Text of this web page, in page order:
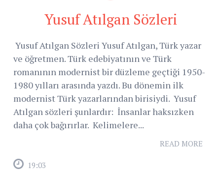
Yusuf Atılgan Sözleri
Yusuf Atılgan Sözleri Yusuf Atılgan, Türk yazar
ve öğretmen. Türk edebiyatının ve Türk
romanının modernist bir düzleme geçtiği 1950-
1980 yılları arasında yazdı. Bu dönemin ilk
modernist Türk yazarlarından birisiydi. Yusuf
Atılgan sözleri şunlardır: İnsanlar haksızken
daha çok bağırırlar. Kelimelere...
READ MORE
19:03